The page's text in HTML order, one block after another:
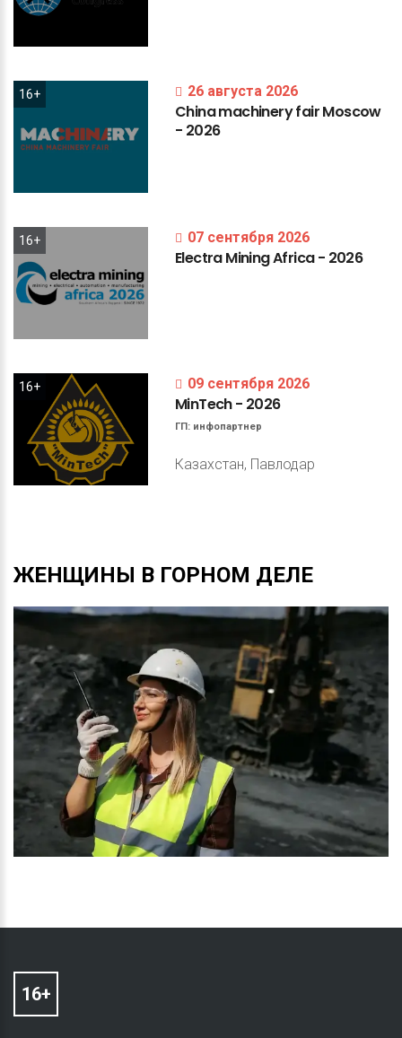
16+ 26 августа 2026
ChinamachineryfairMoscow
- 2026
16+ 07 сентября 2026
ElectraMiningAfrica- 2026
16+ 09 сентября 2026
MinTech- 2026
ГП: инфопартнер
Казахстан, Павлодар
ЖЕНЩИНЫ В ГОРНОМ ДЕЛЕ